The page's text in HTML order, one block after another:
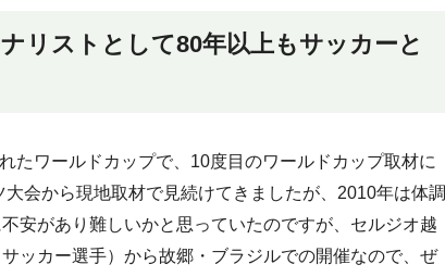
リストとして80年以上もサッカーと
たワールドカップで、10度目のワールドカップ取材に
会から現地取材で見続けてきましたが、2010年は体調
安があり難しいかと思っていたのですが、セルジオ越
ッカー選手）から故郷・ブラジルでの開催なので、ぜ